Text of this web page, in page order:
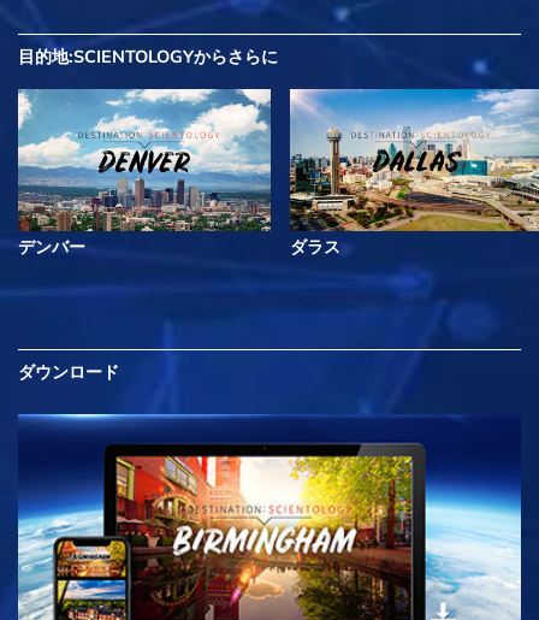
目的地:SCIENTOLOGYからさらに
デンバー ダラス
ダウンロード